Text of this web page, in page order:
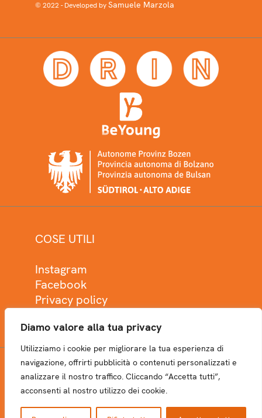
Diamo valore alla tua privacy
Utilizziamo i cookie per migliorare la tua esperienza di
navigazione, offrirti pubblicità o contenuti personalizzati e
analizzare il nostro traffico. Cliccando “Accetta tutti”,
acconsenti al nostro utilizzo dei cookie.
© 2022 - Developed bySamuele Marzola
COSE UTILI
Instagram
Facebook
Privacy policy
NEWSLETTER